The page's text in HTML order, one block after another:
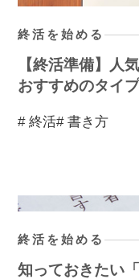
終活を始める
【終活準備】人
おすすめのタイ
# 終活# 書き方
終活を始める
知っておきたい